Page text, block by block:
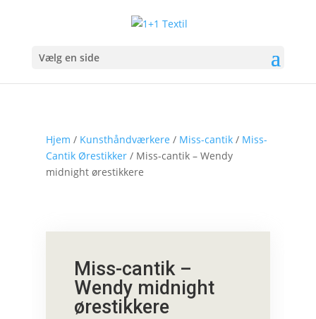
Vælg en side
Hjem / Kunsthåndværkere / Miss-cantik/ Miss-
Cantik Ørestikker/ Miss-cantik – Wendy
midnight ørestikkere
Miss-cantik –
Wendy midnight
ørestikkere